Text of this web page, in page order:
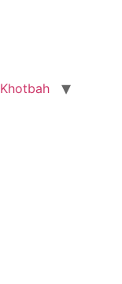
Khotbah